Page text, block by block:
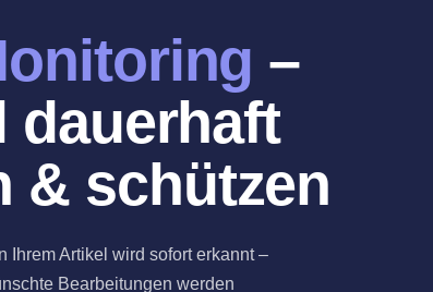
–
dauerhaft
& schützen
Ihrem Artikel wird sofort erkannt –
Bearbeitungen werden